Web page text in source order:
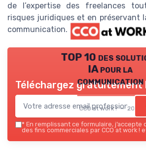
de l’expertise des freelances
risques juridiques et en préservant
communication.
TOP 10 des
IA pour la
communication
CCO at work ! — 2026
Téléchargez gratuitement
* En remplissant ce formulaire, j’accepte
des fins commerciales par CCO at work !